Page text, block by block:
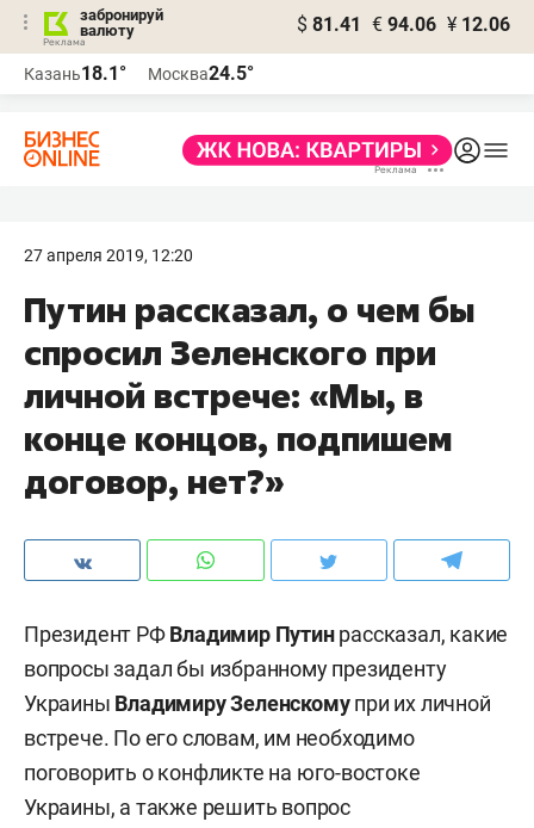
забронируй
валюту
$ 81.41 € 94.06 ¥ 12.06
Казань18.1° Москва24.5°
27 апреля 2019, 12:20
Путин рассказал, о чем бы
спросил Зеленского при
личной встрече: «Мы, в
конце концов, подпишем
договор, нет?»
Президент РФВладимир Путинрассказал, какие
вопросы задал бы избранному президенту
Украины Владимиру Зеленскомупри их личной
встрече. По его словам, им необходимо
поговорить о конфликте на юго-востоке
Украины, а также решить вопрос